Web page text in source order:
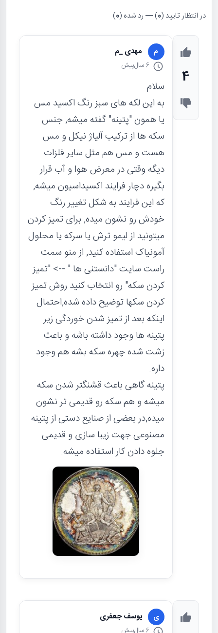
در انتظار تایید (0) — رد شده (0
)
4
م مهدی _م
6 سال پیش
سلام
به این لکه های سبز رنگ اکسید مس
یا همون "پتینه" گفته میشه, جنس
سکه ها از ترکیب آلیاژ نیکل و مس
هست و مس هم مثل سایر فلزات
دیگه وقتی در معرض هوا و آب قرار
بگیره دچار فرایند اکسیداسیون میشه,
که این فرایند به شکل تغییر رنگ
خودش رو نشون میده, برای تمیز کردن
میتونید از لیمو ترش یا سرکه یا محلول
آمونیاک استفاده کنید, از منو سمت
راست سایت "دانستنی ها " --> "تمیز
کردن سکه" رو انتخاب کنید روش تمیز
کردن سکها توضیح داده شده,احتمال
اینکه بعد از تمیز شدن خوردگی زیر
پتینه ها وجود داشته باشه و باعث
زشت شده چهره سکه بشه هم وجود
داره.
پتینه گاهی باعث قشنگتر شدن سکه
میشه و هم سکه رو قدیمی تر نشون
میده,در بعضی از صنایع دستی از پتینه
مصنوعی جهت زیبا سازی و قدیمی
جلوه دادن کار استفاده میشه.
ی یوسف جعفری
6 سال پیش